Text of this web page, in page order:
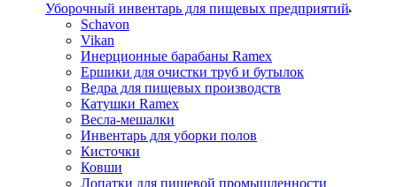
Уборочный инвентарь для пищевых предприятий
Schavon
Vikan
Инерционные барабаны Ramex
Ершики для очистки труб и бутылок
Ведра для пищевых производств
Катушки Ramex
Весла-мешалки
Инвентарь для уборки полов
Кисточки
Ковши
Лопатки для пищевой промышленности